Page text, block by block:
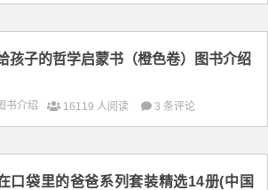
孩子的哲学启蒙书（橙色卷）图书介绍
书介绍 16119 人阅读 3 条评论
口袋里的爸爸系列套装精选14册(中国